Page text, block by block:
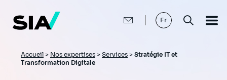
contenu
principal
Fr
Fil
Accueil > Nos expertises > Services > Stratégie IT et
Transformation Digitale